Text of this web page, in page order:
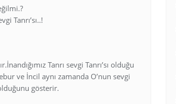
Tanrı’sı..!
Tanrı sevgi Tanrı’sı olduğu
ve İncil aynı zamanda O’nun sevgi
gösterir.